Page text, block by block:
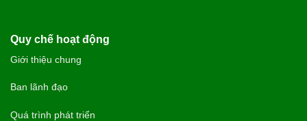
Quy chế hoạt động
Giới thiệu chung
Ban lãnh đạo
Quá trình phát triển